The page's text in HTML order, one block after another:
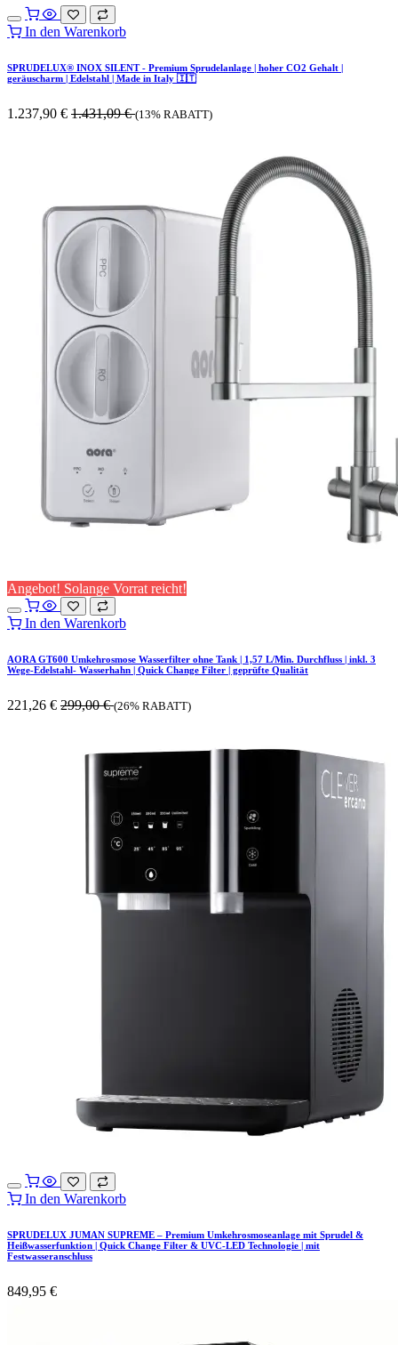
In den Warenkorb
SPRUDELUX® INOX SILENT - Premium Sprudelanlage | hoher CO2 Gehalt |
geräuscharm | Edelstahl | Made in Italy 🇮🇹
1.237,90 € 1.431,09€ (13% RABATT)
Angebot! Solange Vorrat reicht!
In den Warenkorb
AORA GT600 Umkehrosmose Wasserfilter ohne Tank | 1,57 L/Min. Durchfluss | inkl. 3
Wege-Edelstahl- Wasserhahn | Quick Change Filter | geprüfte Qualität
221,26 € 299,00€ (26% RABATT)
In den Warenkorb
SPRUDELUX JUMAN SUPREME – Premium Umkehrosmoseanlage mit Sprudel &
Heißwasserfunktion | Quick Change Filter & UVC-LED Technologie | mit
Festwasseranschluss
849,95 €